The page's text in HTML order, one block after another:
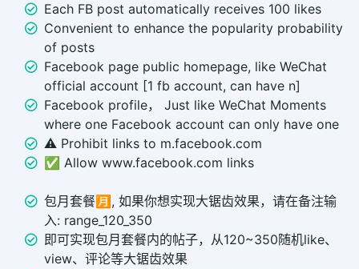
Each FB post automatically receives 100 likes
Convenient to enhance the popularity probability
of posts
Facebook page public homepage, like WeChat
official account [1 fb account, can have n]
Facebook profile， Just like WeChat Moments
where one Facebook account can only have one
⚠️ Prohibit links to m.facebook.com
✅ Allow www.facebook.com links
包月套餐🈷️, 如果你想实现大锯齿效果，请在备注输
入: range_120_350
即可实现包月套餐内的帖子，从120~350随机like、
view、评论等大锯齿效果